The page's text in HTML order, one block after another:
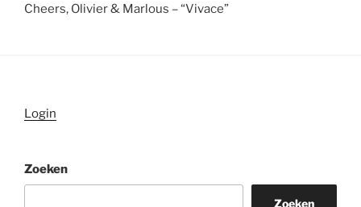
Cheers, Olivier & Marlous – “Vivace”
Login
Zoeken
Zoeken